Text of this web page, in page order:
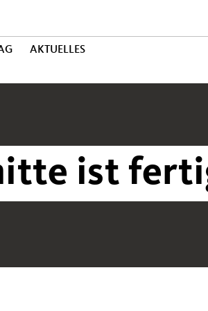
AKTUELLES
ist